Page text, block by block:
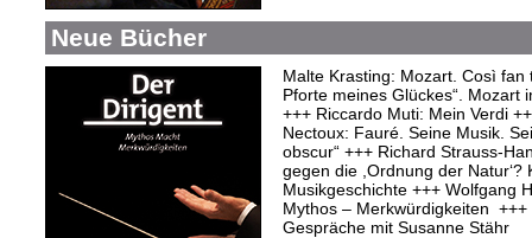
Neue Bücher
Malte Krasting: Mozart. Così fan
Pforte meines Glückes“. Mozart
+++ Riccardo Muti: Mein Verdi
Nectoux: Fauré. Seine Musik.
obscur“ +++ Richard Strauss-
gegen die ,Ordnung der
Musikgeschichte +++ Wolfgang
Mythos – Merkwürdigkeiten
Gespräche mit Susanne Stähr